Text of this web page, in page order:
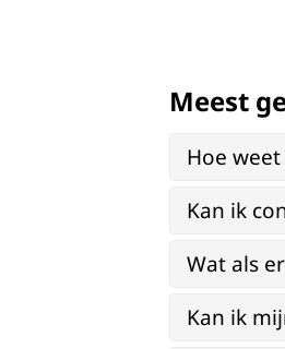
Meest
Hoe
Kan ik
Wat als
Kan ik